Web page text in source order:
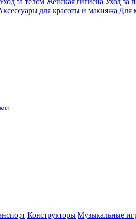
за телом Женская гигиена Уход за
для красоты и макияжа Для
Конструкторы Музыкальные